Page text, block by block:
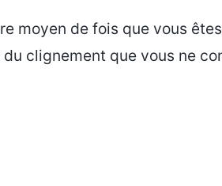
moyen de fois que vous
clignement que vous ne